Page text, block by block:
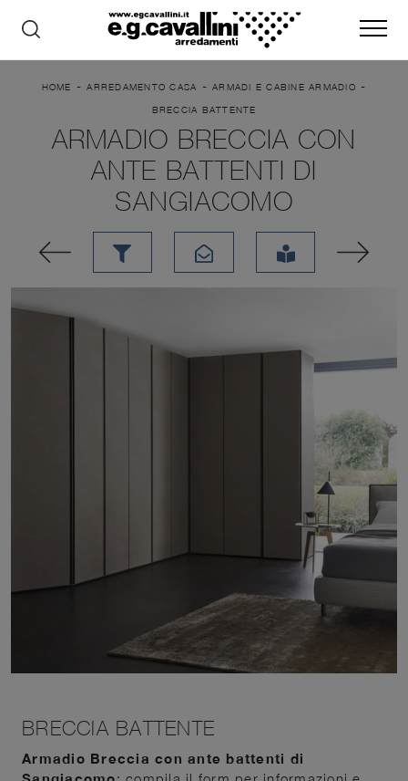
HOME -ARREDAMENTO CASA -ARMADI E CABINE ARMADIO -
BRECCIA BATTENTE
ARMADIO BRECCIA CON
ANTE BATTENTI DI
SANGIACOMO
BRECCIA BATTENTE
Armadio Breccia con ante battenti di